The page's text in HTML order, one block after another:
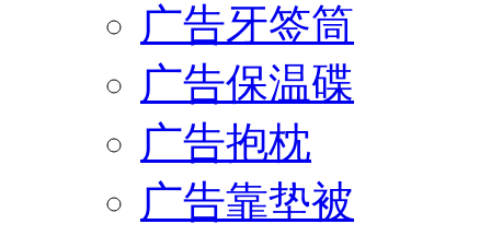
广告牙签筒
广告保温碟
广告抱枕
广告靠垫被